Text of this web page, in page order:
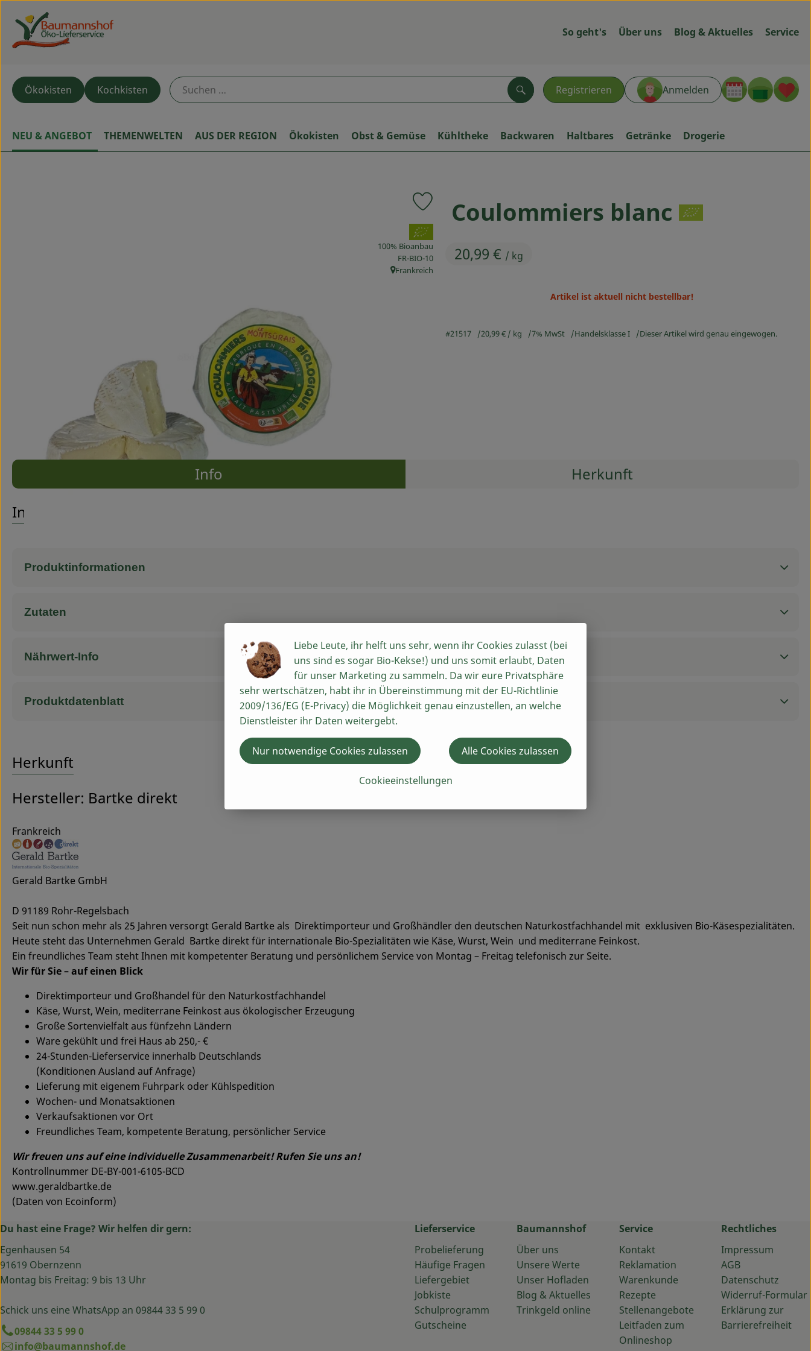
So geht's Über uns Blog & Aktuelles Service
Registrieren Anmelden
Suchen
Ökokisten Kochkisten
NEU & ANGEBOT THEMENWELTEN AUS DER REGION Ökokisten Obst & Gemüse Kühltheke Backwaren Haltbares Getränke Drogerie
Coulommiers blanc
20,99 € / kg
Produkt zu Favouriten hinzufügen
, Verband:
100% Bioanbau
, Kontrollstelle:
FR-BIO-10
, Herkunft:
Frankreich
Artikel ist aktuell nicht bestellbar!
#21517 20,99 € / kg 7% MwSt Handelsklasse I Dieser Artikel wird genau eingewogen.
Rezepte
Info
Herkunft
Info
Produktinformationen
Zutaten
Nährwert-Info
Produktdatenblatt
Herkunft
Hersteller: Bartke direkt
Frankreich
Gerald Bartke GmbH
D 91189 Rohr-Regelsbach
Seit nun schon mehr als 25 Jahren versorgt Gerald Bartke als Direktimporteur und Großhändler den deutschen Naturkostfachhandel mit exklusiven Bio-Käsespezialitäten.
Heute steht das Unternehmen Gerald Bartke direkt für internationale Bio-Spezialitäten wie Käse, Wurst, Wein und mediterrane Feinkost.
Ein freundliches Team steht Ihnen mit kompetenter Beratung und persönlichem Service von Montag – Freitag telefonisch zur Seite.
Wir für Sie – auf einen Blick
Direktimporteur und Großhandel für den Naturkostfachhandel
Käse, Wurst, Wein, mediterrane Feinkost aus ökologischer Erzeugung
Große Sortenvielfalt aus fünfzehn Ländern
Ware gekühlt und frei Haus ab 250,- €
24-Stunden-Lieferservice innerhalb Deutschlands
(Konditionen Ausland auf Anfrage)
Lieferung mit eigenem Fuhrpark oder Kühlspedition
Wochen- und Monatsaktionen
Verkaufsaktionen vor Ort
Freundliches Team, kompetente Beratung, persönlicher Service
Wir freuen uns auf eine individuelle Zusammenarbeit! Rufen Sie uns an!
Kontrollnummer DE-BY-001-6105-BCD
www.geraldbartke.de
(Daten von Ecoinform)
Du hast eine Frage? Wir helfen dir gern:
Egenhausen 54
91619 Obernzenn
Montag bis Freitag: 9 bis 13 Uhr
Schick uns eine WhatsApp an 09844 33 5 99 0
09844 33 5 99 0
info@baumannshof.de
Lieferservice
Probelieferung
Häufige Fragen
Liefergebiet
Jobkiste
Schulprogramm
Gutscheine
Baumannshof
Über uns
Unsere Werte
Unser Hofladen
Blog & Aktuelles
Trinkgeld online
Service
Kontakt
Reklamation
Warenkunde
Rezepte
Stellenangebote
Leitfaden zum
Onlineshop
Rechtliches
Impressum
AGB
Datenschutz
Widerruf-Formular
Erklärung zur
Barrierefreiheit
Liebe Leute, ihr helft uns sehr, wenn ihr Cookies zulasst (bei
uns sind es sogar Bio-Kekse!) und uns somit erlaubt, Daten
für unser Marketing zu sammeln. Da wir eure Privatsphäre
sehr wertschätzen, habt ihr in Übereinstimmung mit der EU-Richtlinie
2009/136/EG (E-Privacy) die Möglichkeit genau einzustellen, an welche
Dienstleister ihr Daten weitergebt.
Cookieeinstellungen
Nur notwendige Cookies zulassen Alle Cookies zulassen